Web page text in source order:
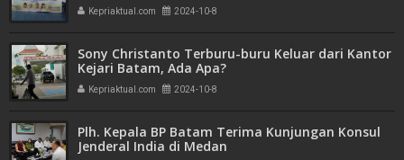
Kepriaktual.com 2024-10-8
Sony Christanto Terburu-buru Keluar dari Kantor
Kejari Batam, Ada Apa?
Kepriaktual.com 2024-10-8
Plh. Kepala BP Batam Terima Kunjungan Konsul
Jenderal India di Medan